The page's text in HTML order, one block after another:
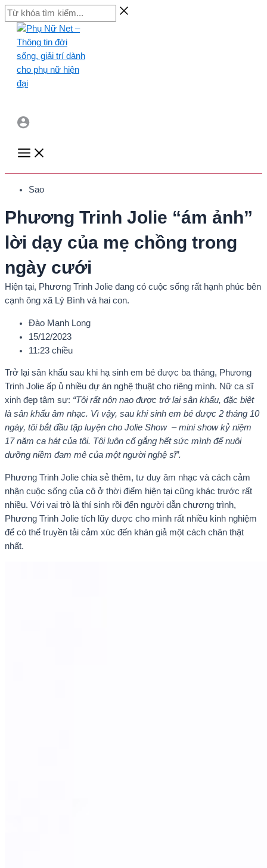
Skip
to
content
Từ
khóa
kiếm...
Main
Menu
Sao
Phương Trinh Jolie “ám ảnh”
lời dạy của mẹ chồng trong
ngày cưới
Hiện tại, Phương Trinh Jolie đang có cuộc sống rất hạnh phúc bên
cạnh ông xã Lý Bình và hai con.
Đào Mạnh Long
15/12/2023
11:23 chiều
Trở lại sân khấu sau khi hạ sinh em bé được ba tháng, Phương
Trinh Jolie ấp ủ nhiều dự án nghệ thuật cho riêng mình. Nữ ca sĩ
xinh đẹp tâm sự: “Tôi rất nôn nao được trở lại sân khấu, đặc biệt
là sân khấu âm nhạc. Vì vậy, sau khi sinh em bé được 2 tháng 10
ngày, tôi bắt đầu tập luyện cho Jolie Show – mini show kỷ niệm
17 năm ca hát của tôi. Tôi luôn cố gắng hết sức mình để nuôi
dưỡng niềm đam mê của một người nghệ sĩ”.
Phương Trinh Jolie chia sẻ thêm, tư duy âm nhạc và cách cảm
nhận cuộc sống của cô ở thời điểm hiện tại cũng khác trước rất
nhiều. Với vai trò là thí sinh rồi đến người dẫn chương trình,
Phương Trinh Jolie tích lũy được cho mình rất nhiều kinh nghiệm
để có thể truyền tải cảm xúc đến khán giả một cách chân thật
nhất.